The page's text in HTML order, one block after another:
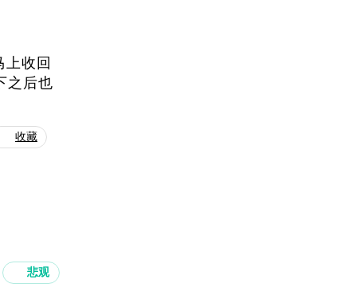
上收回
之后也
收藏
悲观